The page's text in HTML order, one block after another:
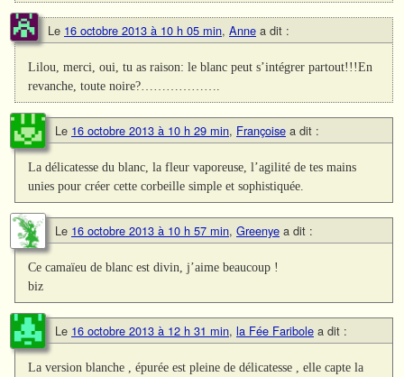
Le 16 octobre 2013 à 10 h 05 min, Anne a dit :
Lilou, merci, oui, tu as raison: le blanc peut s’intégrer partout!!!En
revanche, toute noire?……………….
Le 16 octobre 2013 à 10 h 29 min, Françoise a dit :
La délicatesse du blanc, la fleur vaporeuse, l’agilité de tes mains
unies pour créer cette corbeille simple et sophistiquée.
Le 16 octobre 2013 à 10 h 57 min, Greenye a dit :
Ce camaïeu de blanc est divin, j’aime beaucoup !
biz
Le 16 octobre 2013 à 12 h 31 min, la Fée Faribole a dit :
La version blanche , épurée est pleine de délicatesse , elle capte la